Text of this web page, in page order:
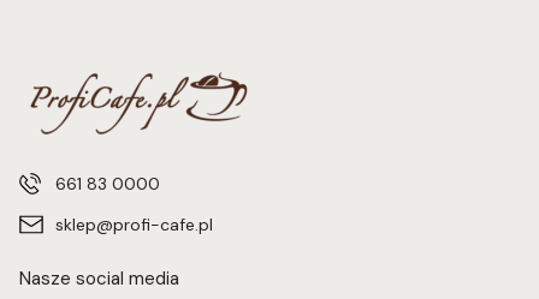
661 83 0000
sklep@profi-cafe.pl
Nasze social media